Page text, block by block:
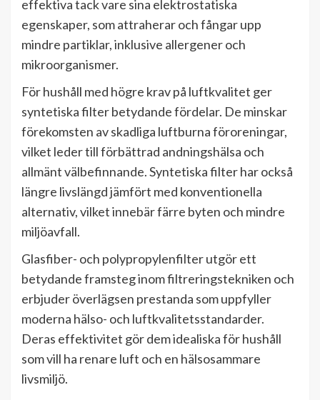
effektiva tack vare sina elektrostatiska
egenskaper, som attraherar och fångar upp
mindre partiklar, inklusive allergener och
mikroorganismer.
För hushåll med högre krav på luftkvalitet ger
syntetiska filter betydande fördelar. De minskar
förekomsten av skadliga luftburna föroreningar,
vilket leder till förbättrad andningshälsa och
allmänt välbefinnande. Syntetiska filter har också
längre livslängd jämfört med konventionella
alternativ, vilket innebär färre byten och mindre
miljöavfall.
Glasfiber- och polypropylenfilter utgör ett
betydande framsteg inom filtreringstekniken och
erbjuder överlägsen prestanda som uppfyller
moderna hälso- och luftkvalitetsstandarder.
Deras effektivitet gör dem idealiska för hushåll
som vill ha renare luft och en hälsosammare
livsmiljö.